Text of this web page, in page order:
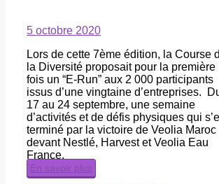
5 octobre 2020
Lors de cette 7ème édition, la Course
la Diversité proposait pour la première
fois un “E-Run” aux 2 000 participants
issus d’une vingtaine d’entreprises.
17 au 24 septembre, une semaine
d’activités et de défis physiques qui
terminé par la victoire de Veolia Maroc
devant Nestlé, Harvest et Veolia Eau
France.
En savoir plus